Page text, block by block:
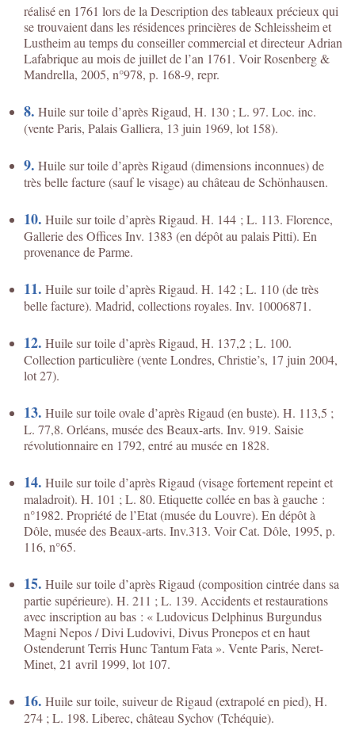
réalisé en 1761 lors de la Description des tableaux précieux qui
se trouvaient dans les résidences princières de Schleissheim et
Lustheim au temps du conseiller commercial et directeur Adrian
Lafabrique au mois de juillet de l’an 1761. Voir Rosenberg &
Mandrella, 2005, n°978, p. 168-9, repr.
8. Huile sur toile d’après Rigaud, H. 130 ; L. 97. Loc. inc.
(vente Paris, Palais Galliera, 13 juin 1969, lot 158).
9. Huile sur toile d’après Rigaud (dimensions inconnues) de
très belle facture (sauf le visage) au château de Schönhausen.
10. Huile sur toile d’après Rigaud. H. 144 ; L. 113. Florence,
Gallerie des Offices Inv. 1383 (en dépôt au palais Pitti). En
provenance de Parme.
11. Huile sur toile d’après Rigaud. H. 142 ; L. 110 (de très
belle facture). Madrid, collections royales. Inv. 10006871.
12. Huile sur toile d’après Rigaud, H. 137,2 ; L. 100.
Collection particulière (vente Londres, Christie’s, 17 juin 2004,
lot 27).
13. Huile sur toile ovale d’après Rigaud (en buste). H. 113,5 ;
L. 77,8. Orléans, musée des Beaux-arts. Inv. 919. Saisie
révolutionnaire en 1792, entré au musée en 1828.
14. Huile sur toile d’après Rigaud (visage fortement repeint et
maladroit). H. 101 ; L. 80. Etiquette collée en bas à gauche :
n°1982. Propriété de l’Etat (musée du Louvre). En dépôt à
Dôle, musée des Beaux-arts. Inv.313. Voir Cat. Dôle, 1995, p.
116, n°65.
15. Huile sur toile d’après Rigaud (composition cintrée dans sa
partie supérieure). H. 211 ; L. 139. Accidents et restaurations
avec inscription au bas : « Ludovicus Delphinus Burgundus
Magni Nepos / Divi Ludovivi, Divus Pronepos et en haut
Ostenderunt Terris Hunc Tantum Fata ». Vente Paris, Neret-
Minet, 21 avril 1999, lot 107.
16. Huile sur toile, suiveur de Rigaud (extrapolé en pied), H.
274 ; L. 198. Liberec, château Sychov (Tchéquie).